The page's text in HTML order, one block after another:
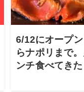
6/12にオープ
らナポリまで
ンチ食べてき